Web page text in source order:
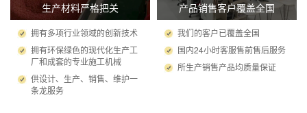
生产材料严格把关
拥有多项行业领域的创新技术
拥有环保绿色的现代化生产工
厂和成套的专业施工机械
供设计、生产、销售、维护一
条龙服务
产品销售客户覆盖全国
我们的客户已覆盖全国
国内24小时客服售前售后服务
所生产销售产品均质量保证